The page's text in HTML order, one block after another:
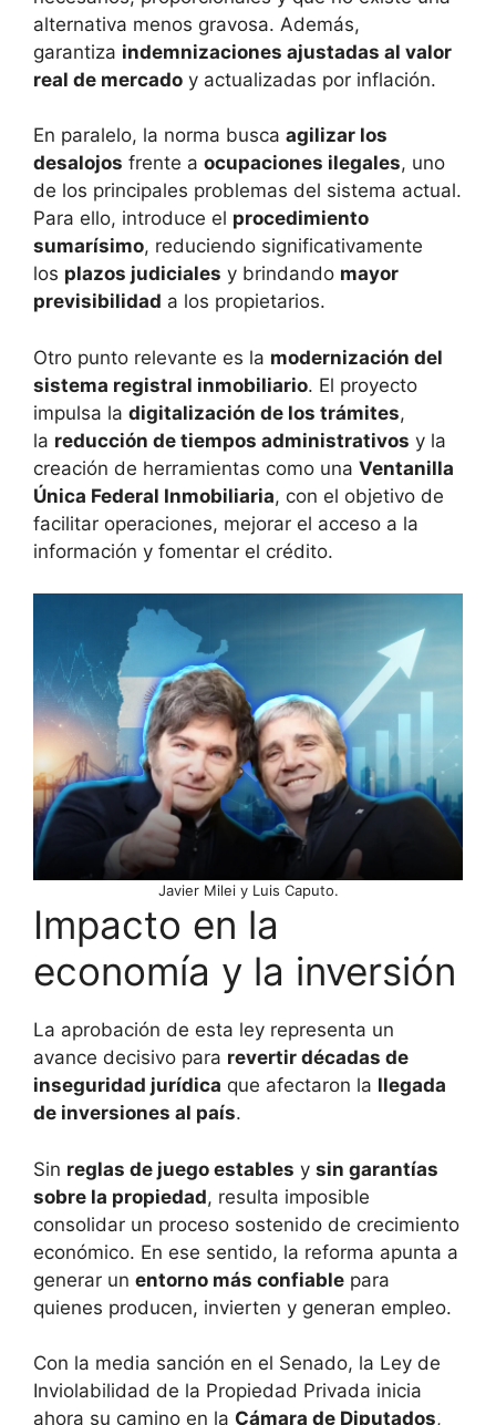
alternativa menos gravosa. Además,
garantiza indemnizaciones ajustadas al valor
real de mercado y actualizadas por inflación.
En paralelo, la norma busca agilizar los
desalojos frente a ocupaciones ilegales, uno
de los principales problemas del sistema actual.
Para ello, introduce el procedimiento
sumarísimo, reduciendo significativamente
los plazos judiciales y brindando mayor
previsibilidad a los propietarios.
Otro punto relevante es la modernización del
sistema registral inmobiliario. El proyecto
impulsa la digitalización de los trámites,
la reducción de tiempos administrativos y la
creación de herramientas como una Ventanilla
Única Federal Inmobiliaria, con el objetivo de
facilitar operaciones, mejorar el acceso a la
información y fomentar el crédito.
Javier Milei y Luis Caputo.
Impacto en la
economía y la inversión
La aprobación de esta ley representa un
avance decisivo para revertir décadas de
inseguridad jurídica que afectaron la llegada
de inversiones al país.
Sin reglas de juego estables y sin garantías
sobre la propiedad, resulta imposible
consolidar un proceso sostenido de crecimiento
económico. En ese sentido, la reforma apunta a
generar un entorno más confiable para
quienes producen, invierten y generan empleo.
Con la media sanción en el Senado, la Ley de
Inviolabilidad de la Propiedad Privada inicia
ahora su camino en la Cámara de Diputados,